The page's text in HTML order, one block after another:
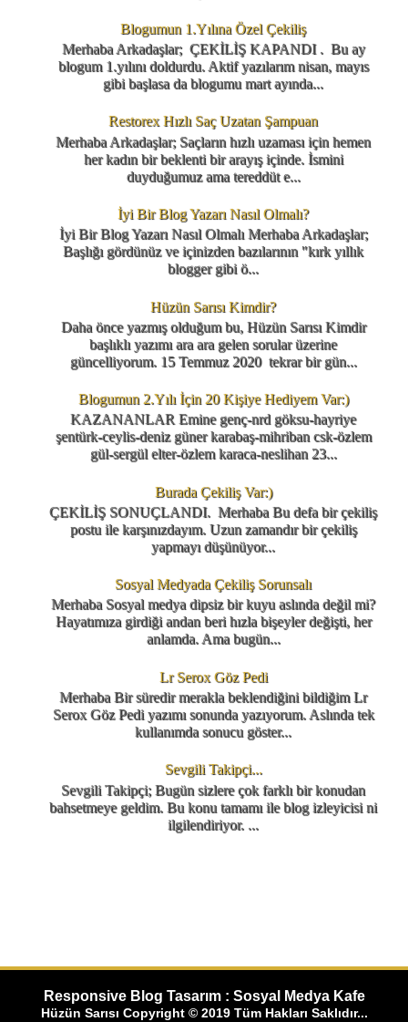
Blogumun 1.Yılına Özel Çekiliş
Merhaba Arkadaşlar; ÇEKİLİŞ KAPANDI . Bu ay
blogum 1.yılını doldurdu. Aktif yazılarım nisan, mayıs
gibi başlasa da blogumu mart ayında...
Restorex Hızlı Saç Uzatan Şampuan
Merhaba Arkadaşlar; Saçların hızlı uzaması için hemen
her kadın bir beklenti bir arayış içinde. İsmini
duyduğumuz ama tereddüt e...
İyi Bir Blog Yazarı Nasıl Olmalı?
İyi Bir Blog Yazarı Nasıl Olmalı Merhaba Arkadaşlar;
Başlığı gördünüz ve içinizden bazılarının "kırk yıllık
blogger gibi ö...
Hüzün Sarısı Kimdir?
Daha önce yazmış olduğum bu, Hüzün Sarısı Kimdir
başlıklı yazımı ara ara gelen sorular üzerine
güncelliyorum. 15 Temmuz 2020 tekrar bir gün...
Blogumun 2.Yılı İçin 20 Kişiye Hediyem Var:)
KAZANANLAR Emine genç-nrd göksu-hayriye
şentürk-ceylis-deniz güner karabaş-mihriban csk-özlem
gül-sergül elter-özlem karaca-neslihan 23...
Burada Çekiliş Var:)
ÇEKİLİŞ SONUÇLANDI. Merhaba Bu defa bir çekiliş
postu ile karşınızdayım. Uzun zamandır bir çekiliş
yapmayı düşünüyor...
Sosyal Medyada Çekiliş Sorunsalı
Merhaba Sosyal medya dipsiz bir kuyu aslında değil mi?
Hayatımıza girdiği andan beri hızla bişeyler değişti, her
anlamda. Ama bugün...
Lr Serox Göz Pedi
Merhaba Bir süredir merakla beklendiğini bildiğim Lr
Serox Göz Pedi yazımı sonunda yazıyorum. Aslında tek
kullanımda sonucu göster...
Sevgili Takipçi...
Sevgili Takipçi; Bugün sizlere çok farklı bir konudan
bahsetmeye geldim. Bu konu tamamı ile blog izleyicisi ni
ilgilendiriyor. ...
Responsive Blog Tasarım : Sosyal Medya Kafe
Hüzün Sarısı Copyright © 2019 Tüm Hakları Saklıdır...